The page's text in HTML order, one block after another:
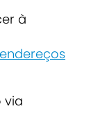
à
endereços
via